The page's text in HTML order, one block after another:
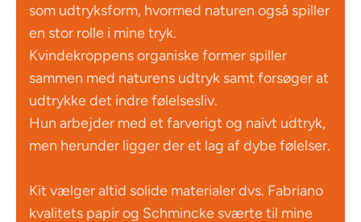
som udtryksform, hvormed naturen også spiller
en stor rolle i mine tryk.
Kvindekroppens organiske former spiller
sammen med naturens udtryk samt forsøger at
udtrykke det indre følelsesliv.
Hun arbejder med et farverigt og naivt udtryk,
men herunder ligger der et lag af dybe følelser.
Kit vælger altid solide materialer dvs. Fabriano
kvalitets papir og Schmincke sværte til mine